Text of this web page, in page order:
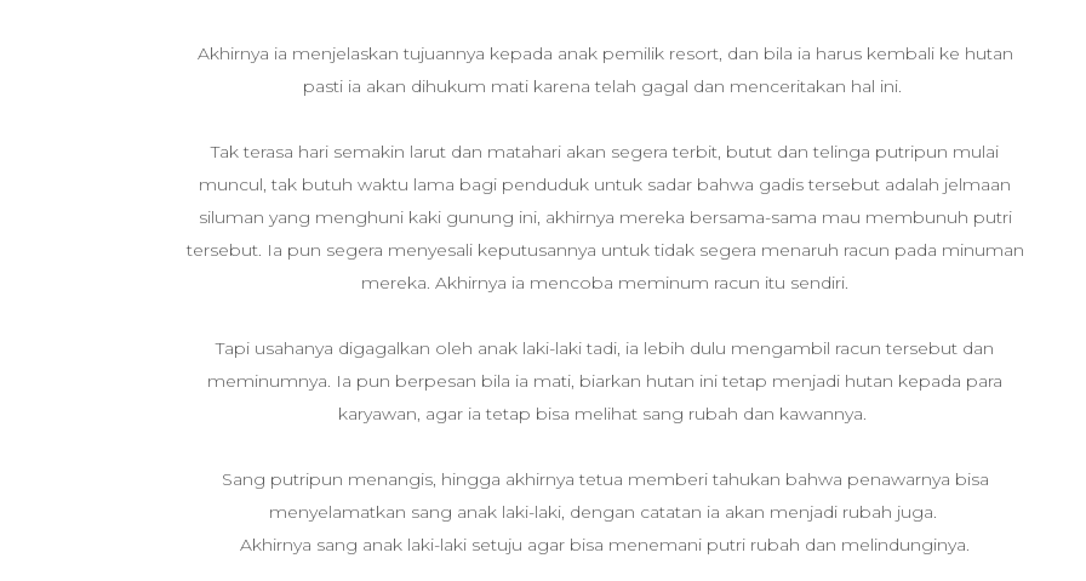
Akhirnya ia menjelaskan tujuannya kepada anak pemilik resort, dan bila ia harus kembali ke hutan
pasti ia akan dihukum mati karena telah gagal dan menceritakan hal ini.
Tak terasa hari semakin larut dan matahari akan segera terbit, butut dan telinga putripun mulai
muncul, tak butuh waktu lama bagi penduduk untuk sadar bahwa gadis tersebut adalah jelmaan
siluman yang menghuni kaki gunung ini, akhirnya mereka bersama-sama mau membunuh putri
tersebut. Ia pun segera menyesali keputusannya untuk tidak segera menaruh racun pada minuman
mereka. Akhirnya ia mencoba meminum racun itu sendiri.
Tapi usahanya digagalkan oleh anak laki-laki tadi, ia lebih dulu mengambil racun tersebut dan
meminumnya. Ia pun berpesan bila ia mati, biarkan hutan ini tetap menjadi hutan kepada para
karyawan, agar ia tetap bisa melihat sang rubah dan kawannya.
Sang putripun menangis, hingga akhirnya tetua memberi tahukan bahwa penawarnya bisa
menyelamatkan sang anak laki-laki, dengan catatan ia akan menjadi rubah juga.
Akhirnya sang anak laki-laki setuju agar bisa menemani putri rubah dan melindunginya.